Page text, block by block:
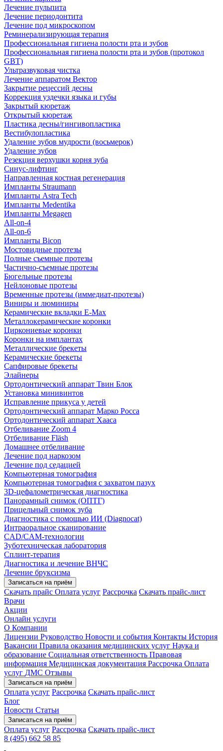
Лечение пульпита
Лечение периодонтита
Лечение под микроскопом
Реминерализирующая терапия
Профессиональная гигиена полости рта и зубов
Профессиональная гигиена полости рта и зубов (протокол
GBT)
Ультразвуковая чистка
Лечение аппаратом Вектор
Закрытие рецессий десны
Коррекция уздечки языка и губы
Закрытый кюретаж
Открытый кюретаж
Пластика десны/гингивопластика
Вестибулопластика
Удаление зубов мудрости (восьмерок)
Удаление зубов
Резекция верхушки корня зуба
Синус-лифтинг
Направленная костная регенерация
Импланты Straumann
Импланты Astra Tech
Импланты Medentika
Импланты Megagen
All-on-4
All-on-6
Импланты Bicon
Мостовидные протезы
Полные съемные протезы
Частично-съемные протезы
Бюгельные протезы
Нейлоновые протезы
Временные протезы (иммедиат-протезы)
Виниры и люминиры
Керамические вкладки E-Max
Металлокерамические коронки
Циркониевые коронки
Коронки на имплантах
Металлические брекеты
Керамические брекеты
Сапфировые брекеты
Элайнеры
Ортодонтический аппарат Твин Блок
Установка минивинтов
Исправление прикуса у детей
Ортодонтический аппарат Марко Росса
Ортодонтический аппарат Хааса
Отбеливание Zoom 4
Отбеливание Fläsh
Домашнее отбеливание
Лечение под наркозом
Лечение под седацией
Компьютерная томография
Компьютерная томография с захватом пазух
3D-цефалометрическая диагностика
Панорамный снимок (ОПТГ)
Прицельный снимок зуба
Диагностика с помощью ИИ (Diagnocat)
Интраоральное сканирование
CAD/CAM-технологии
Зуботехническая лаборатория
Сплинт-терапия
Диагностика и лечение ВНЧС
Лечение бруксизма
Записаться на приём
Скачать прайс Оплата услуг Рассрочка Скачать прайс-лист
Врачи
Акции
Онлайн услуги
О Компании
Лицензии Руководство Новости и события Контакты История
Вакансии Правила оказания медицинских услуг Наука и
образование Социальная ответственность Правовая
информация Медицинская документация Рассрочка Оплата
услуг ДМС Отзывы
Записаться на приём
Оплата услуг Рассрочка Скачать прайс-лист
Блог
Новости Статьи
Записаться на приём
Оплата услуг Рассрочка Скачать прайс-лист
8 (495) 662 58 85